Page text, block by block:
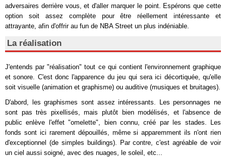
adversaires derrière vous, et d'aller marquer le point. Espérons que cette
option soit assez complète pour être réellement intéressante et
attrayante, afin d'offrir au fun de NBA Street un plus indéniable.
La réalisation
J'entends par "réalisation" tout ce qui contient l'environnement graphique
et sonore. C'est donc l'apparence du jeu qui sera ici décortiquée, qu'elle
soit visuelle (animation et graphisme) ou auditive (musiques et bruitages).
D'abord, les graphismes sont assez intéressants. Les personnages ne
sont pas très pixellisés, mais plutôt bien modélisés, et l'absence de
public enlève l'effet "omelette", bien connu, créé par les stades. Les
fonds sont ici rarement dépouillés, même si apparemment ils n'ont rien
d'exceptionnel (de simples buildings). Par contre, c'est agréable de voir
un ciel aussi soigné, avec des nuages, le soleil, etc...